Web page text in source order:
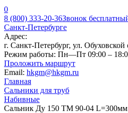
0
8 (800) 333-20-36Звонок
Санкт-Петербурге
Адрес:
г. Санкт-Петербург, ул.
Режим работы: Пн—Пт 09:00 –
Проложить маршрут
Email: hkgm@hkgm.ru
Главная
Сальники для труб
Набивные
Сальник Ду 150 ТМ 90-04 L=300мм